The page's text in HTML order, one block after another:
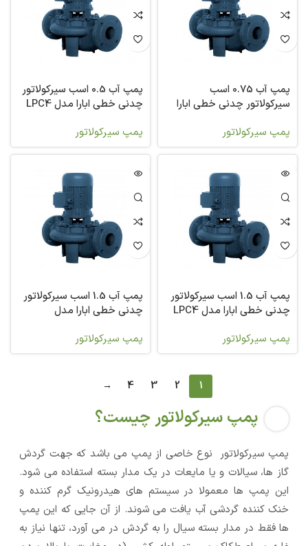
پمپ آب 0.75 اسب
سیرکولاتور چدنی خطی ابارا
پمپ سیرکولاتور
پمپ آب 0.5 اسب سیرکولاتور
چدنی خطی ابارا مدل LPC4
پمپ سیرکولاتور
پمپ آب 1.5 اسب سیرکولاتور
چدنی خطی ابارا مدل LPC4
پمپ سیرکولاتور
پمپ آب 1.5 اسب سیرکولاتور
چدنی خطی ابارا مدل
پمپ سیرکولاتور
1
2
3
4
→
پمپ سیرکولاتور چیست؟
پمپ سیرکولاتور نوع خاصی از پمپ می باشد که جهت گردش
گاز ها، سیالات و یا مایعات در یک مدار بسته استفاده می شود.
این پمپ ها معمولا در سیستم های هیدرونیک گرم کننده و
خنک کننده گردشی آب یافت می شوند. از آن جایی که این پمپ
ها فقط در مدار بسته سیال را به گردش در می آورد، تنها نیاز به